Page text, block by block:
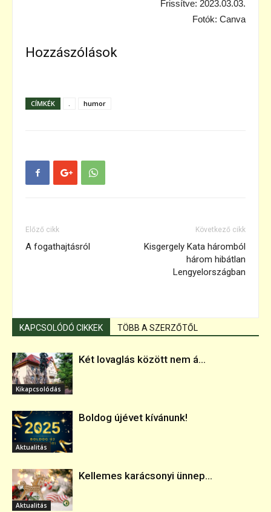
Frissítve: 2023.03.03.
Fotók: Canva
Hozzászólások
CÍMKÉK . humor
Előző cikk
A fogathajtásról
Következő cikk
Kisgergely Kata háromból
három hibátlan
Lengyelországban
KAPCSOLÓDÓ CIKKEK TÖBB A SZERZŐTŐL
Kikapcsolódás
Két lovaglás között nem á...
Aktualitás
Boldog újévet kívánunk!
Aktualitás
Kellemes karácsonyi ünnep...